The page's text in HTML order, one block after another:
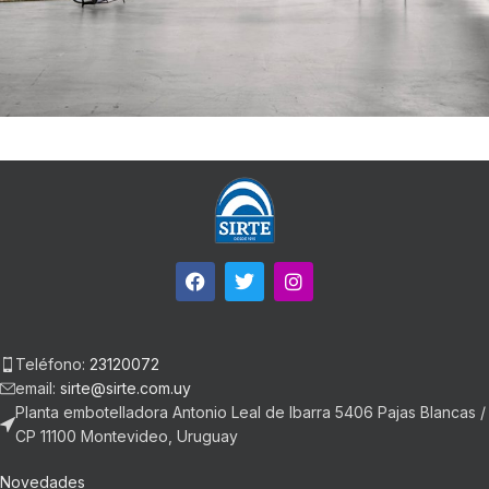
Teléfono: 23120072
email: sirte@sirte.com.uy
Planta embotelladora Antonio Leal de Ibarra 5406 Pajas Blancas /
CP 11100 Montevideo, Uruguay
Novedades